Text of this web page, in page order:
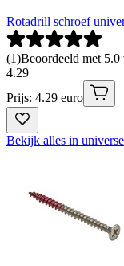
Rotadrill schroef
(1)Beoordeeld met
4.29
Prijs: 4.29 euro
Bekijk alles in